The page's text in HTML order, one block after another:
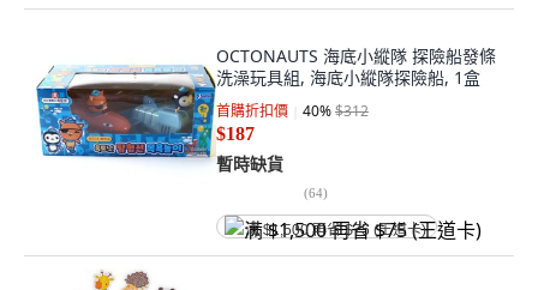
OCTONAUTS 海底小縱隊 探險船發條
洗澡玩具組, 海底小縱隊探險船, 1盒
首購折扣價 40%$312
$187
暫時缺貨
(64)
满 $1,500 再省 $75 (王道卡)